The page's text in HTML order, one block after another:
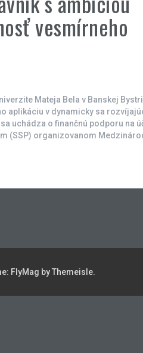
vesmírneho
Mateja Bela v Banskej
aplikáciu v dynamicky sa
uchádza o finančnú podporu na
(SSP) organizovanom
FlyMag by Themeisle.